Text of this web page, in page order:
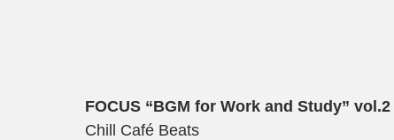
FOCUS “BGM for Work and Study” vol.2
Chill Café Beats